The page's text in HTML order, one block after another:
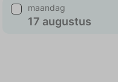
maandag
17 augustus